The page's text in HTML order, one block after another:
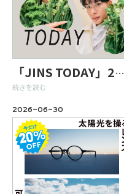
「JINS TODAY」2026年秋の新作発売！
続きを読む
2026-06-30